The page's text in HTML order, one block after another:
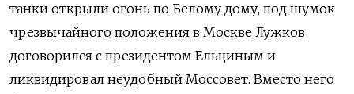
танки открыли огонь по Белому дому, под шумок
чрезвычайного положения в Москве Лужков
договорился с президентом Ельциным и
ликвидировал неудобный Моссовет. Вместо него